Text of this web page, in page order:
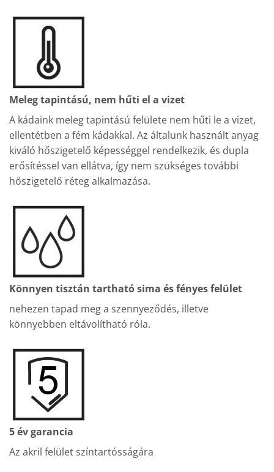
Meleg tapintású, nem hűti el a vizet
A kádaink meleg tapintású felülete nem hűti le a vizet,
ellentétben a fém kádakkal. Az általunk használt anyag
kiváló hőszigetelő képességgel rendelkezik, és dupla
erősítéssel van ellátva, így nem szükséges további
hőszigetelő réteg alkalmazása.
Könnyen tisztán tartható sima és fényes felület
nehezen tapad meg a szennyeződés, illetve
könnyebben eltávolítható róla.
5 év garancia
Az akril felület színtartósságára